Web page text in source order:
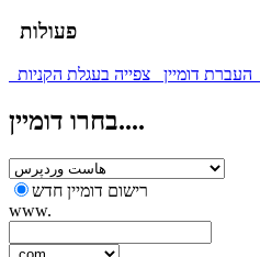
פעולות
העברת דומיין צפייה בעגלת הקניות
בחרו דומיין....
רישום דומיין חדש
www.